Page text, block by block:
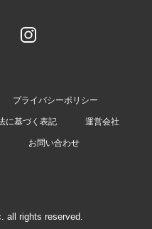
プライバシーポリシー
に基づく表記 運営会社
お問い合わせ
all rights reserved.